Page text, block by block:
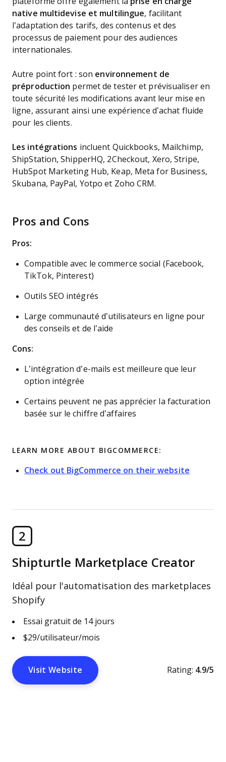
native multidevise et multilingue, facilitant
l’adaptation des tarifs, des contenus et des
processus de paiement pour des audiences
internationales.
Autre point fort : son environnement de
préproduction permet de tester et prévisualiser en
toute sécurité les modifications avant leur mise en
ligne, assurant ainsi une expérience d’achat fluide
pour les clients.
Les intégrations incluent Quickbooks, Mailchimp,
ShipStation, ShipperHQ, 2Checkout, Xero, Stripe,
HubSpot Marketing Hub, Keap, Meta for Business,
Skubana, PayPal, Yotpo et Zoho CRM.
Pros and Cons
Pros:
Compatible avec le commerce social (Facebook,
TikTok, Pinterest)
Outils SEO intégrés
Large communauté d’utilisateurs en ligne pour
des conseils et de l’aide
Cons:
L’intégration d’e-mails est meilleure que leur
option intégrée
Certains peuvent ne pas apprécier la facturation
basée sur le chiffre d’affaires
LEARN MORE ABOUT BIGCOMMERCE:
Check out BigCommerce on their website
2
Shipturtle Marketplace Creator
Idéal pour l'automatisation des marketplaces
Shopify
Essai gratuit de 14 jours
$29/utilisateur/mois
Visit Website Rating: 4.9/5